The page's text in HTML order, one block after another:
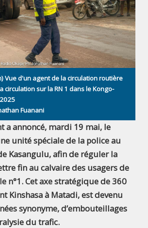
Vue d'un agent de la circulation routière
circulation sur la RN 1 dans le Kongo-
Fuanani
a annoncé, mardi 19 mai, le
unité spéciale de la police au
Kasangulu, afin de réguler la
fin au calvaire des usagers de
n°1. Cet axe stratégique de 360
Kinshasa à Matadi, est devenu
synonyme, d’embouteillages
du trafic.